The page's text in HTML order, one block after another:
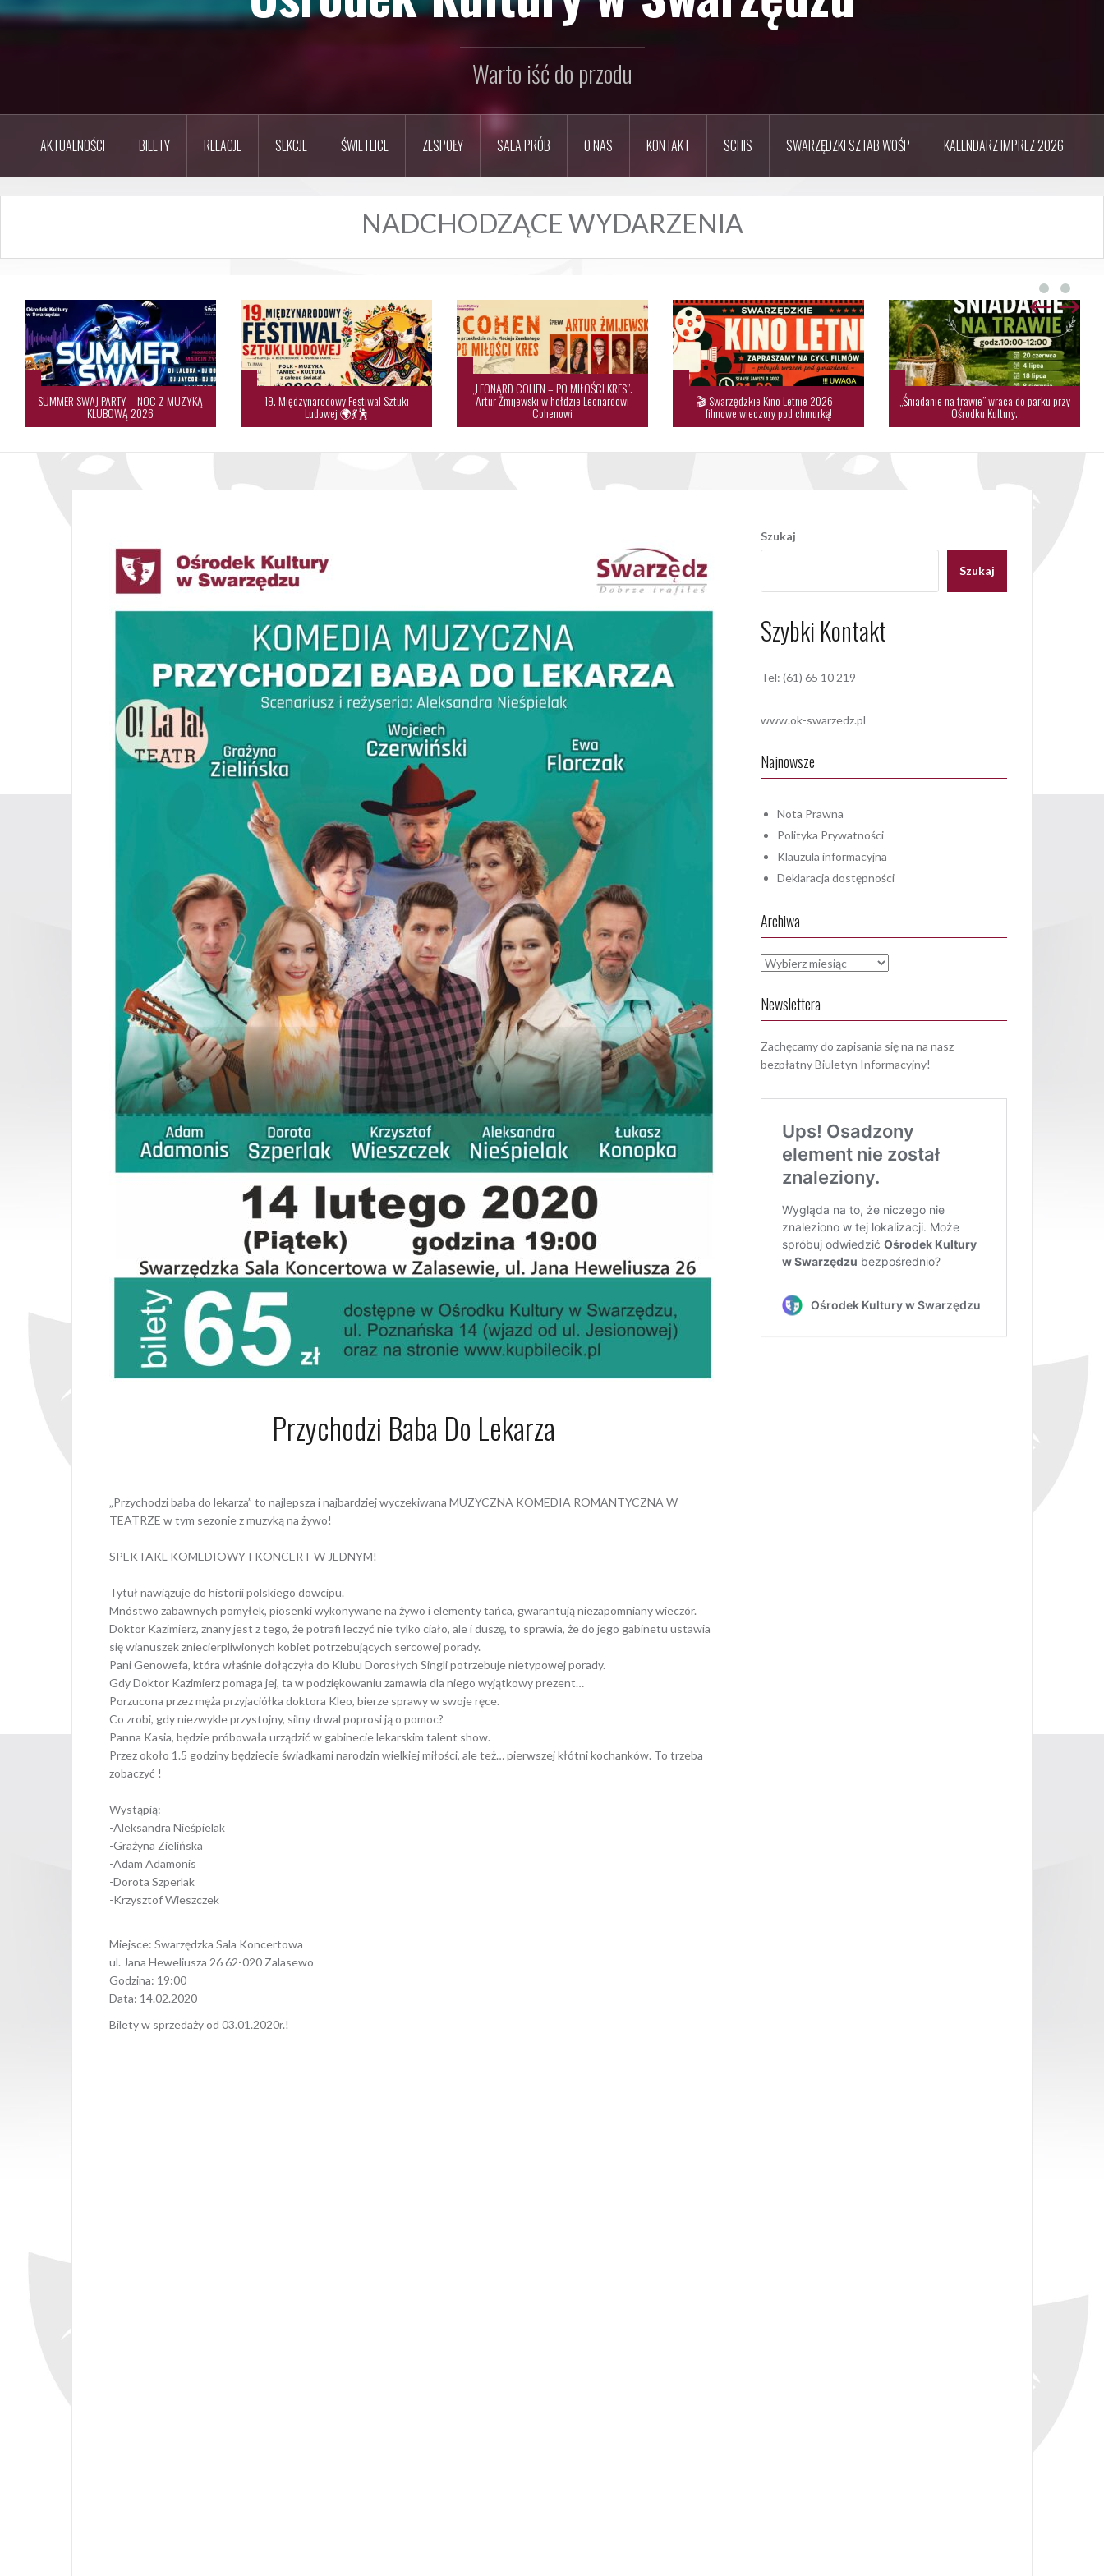
Warto iść do przodu
AKTUALNOŚCI BILETY RELACJE SEKCJE ŚWIETLICE ZESPOŁY SALA PRÓB O NAS KONTAKT SCHIS SWARZĘDZKI SZTAB WOŚP KALENDARZ IMPREZ 2026
NADCHODZĄCE WYDARZENIA
SUMMER SWAJ PARTY – NOC Z MUZYKĄ
KLUBOWĄ 2026
19. Międzynarodowy Festiwal Sztuki
Ludowej 🌍💃🕺
„LEONARD COHEN – PO MIŁOŚCI KRES”.
Artur Żmijewski w hołdzie Leonardowi
Cohenowi
🎬 Swarzędzkie Kino Letnie 2026 –
filmowe wieczory pod chmurką!
„Śniadanie na trawie” wraca do parku przy
Ośrodku Kultury.
Przychodzi Baba Do Lekarza
„Przychodzi baba do lekarza” to najlepsza i najbardziej wyczekiwana MUZYCZNA KOMEDIA ROMANTYCZNA W
TEATRZE w tym sezonie z muzyką na żywo!
SPEKTAKL KOMEDIOWY I KONCERT W JEDNYM!
Tytuł nawiązuje do historii polskiego dowcipu.
Mnóstwo zabawnych pomyłek, piosenki wykonywane na żywo i elementy tańca, gwarantują niezapomniany wieczór.
Doktor Kazimierz, znany jest z tego, że potrafi leczyć nie tylko ciało, ale i duszę, to sprawia, że do jego gabinetu ustawia
się wianuszek zniecierpliwionych kobiet potrzebujących sercowej porady.
Pani Genowefa, która właśnie dołączyła do Klubu Dorosłych Singli potrzebuje nietypowej porady.
Gdy Doktor Kazimierz pomaga jej, ta w podziękowaniu zamawia dla niego wyjątkowy prezent…
Porzucona przez męża przyjaciółka doktora Kleo, bierze sprawy w swoje ręce.
Co zrobi, gdy niezwykle przystojny, silny drwal poprosi ją o pomoc?
Panna Kasia, będzie próbowała urządzić w gabinecie lekarskim talent show.
Przez około 1.5 godziny będziecie świadkami narodzin wielkiej miłości, ale też… pierwszej kłótni kochanków. To trzeba
zobaczyć !
Wystąpią:
-Aleksandra Nieśpielak
-Grażyna Zielińska
-Adam Adamonis
-Dorota Szperlak
-Krzysztof Wieszczek
Miejsce: Swarzędzka Sala Koncertowa
ul. Jana Heweliusza 26 62-020 Zalasewo
Godzina: 19:00
Data: 14.02.2020
Bilety w sprzedaży od 03.01.2020r.!
Szukaj
Szukaj
Szybki Kontakt
Tel: (61) 65 10 219
www.ok-swarzedz.pl
Najnowsze
Nota Prawna
Polityka Prywatności
Klauzula informacyjna
Deklaracja dostępności
Archiwa
Archiwa
Newslettera
Zachęcamy do zapisania się na na nasz
bezpłatny Biuletyn Informacyjny!